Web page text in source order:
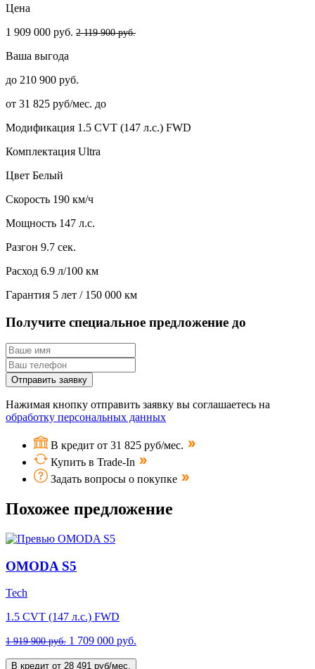
Цена
1 909 000 руб. 2 119 900 руб.
Ваша выгода
до 210 900 руб.
от 31 825 руб/мес. до
Модификация 1.5 CVT (147 л.с.) FWD
Комплектация Ultra
Цвет Белый
Скорость 190 км/ч
Мощность 147 л.с.
Разгон 9.7 сек.
Расход 6.9 л/100 км
Гарантия 5 лет / 150 000 км
Получите специальное предложение до
Отправить заявку
Нажимая кнопку отправить заявку вы соглашаетесь на
обработку персональных данных
В кредит от 31 825 руб/мес.
Купить в Trade-In
Задать вопросы о покупке
Похожее предложение
OMODA S5
Tech
1.5 CVT (147 л.с.) FWD
1 919 900 руб. 1 709 000 руб.
В кредит от 28 491 руб/мес.